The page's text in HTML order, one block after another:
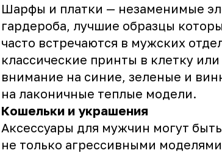
Шарфы и платки — незаменимые
гардероба, лучшие образцы
часто встречаются в мужских
классические принты в клетку
внимание на синие, зеленые и
на лаконичные теплые модели.
Кошельки и украшения
Аксессуары для мужчин могут
не только агрессивными моделями